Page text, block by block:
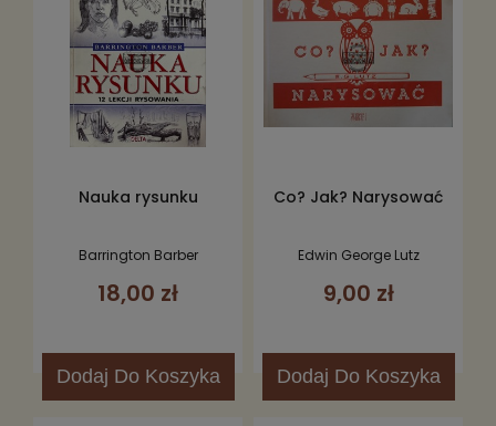
Nauka rysunku
Barrington Barber
18,00 zł
Dodaj Do Koszyka
Co? Jak? Narysować
Edwin George Lutz
9,00 zł
Dodaj Do Koszyka